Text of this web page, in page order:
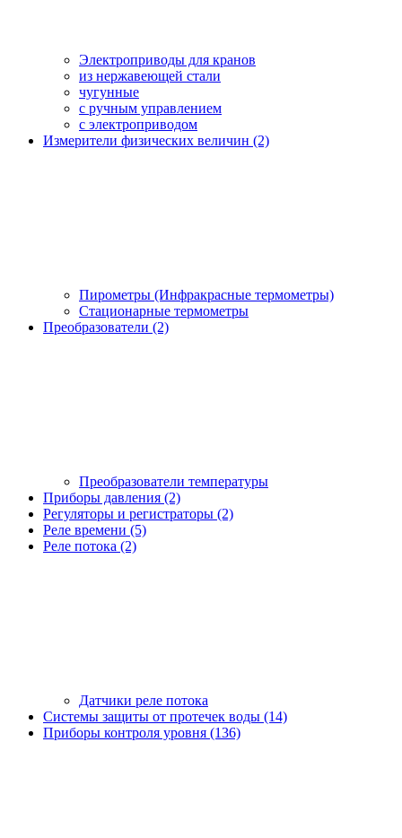
Электроприводы для кранов
из нержавеющей стали
чугунные
с ручным управлением
c электроприводом
Измерители физических величин (2)
Пирометры (Инфракрасные термометры)
Стационарные термометры
Преобразователи (2)
Преобразователи температуры
Приборы давления (2)
Регуляторы и регистраторы (2)
Реле времени (5)
Реле потока (2)
Датчики реле потока
Системы защиты от протечек воды (14)
Приборы контроля уровня (136)